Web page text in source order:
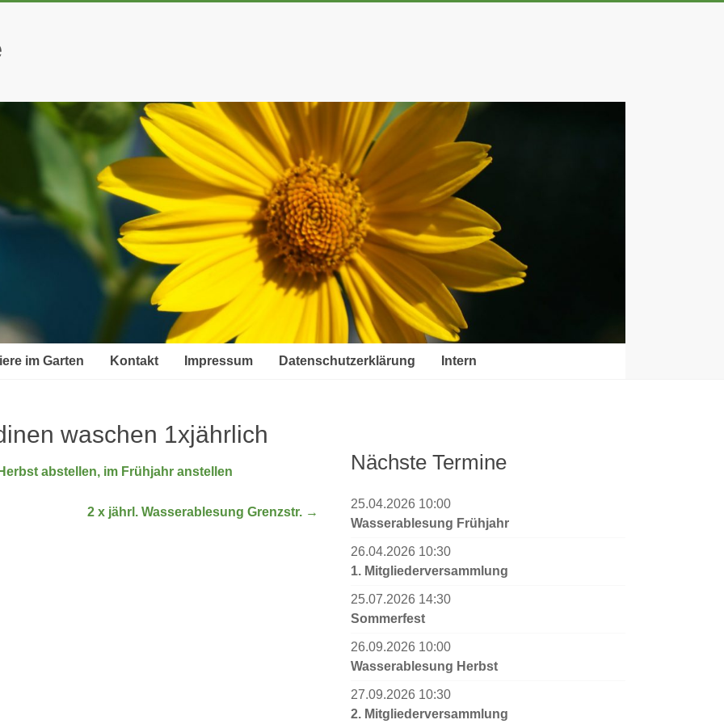
im Garten Kontakt Impressum Datenschutzerklärung Intern
waschen 1xjährlich
abstellen, im Frühjahr anstellen
2 x jährl. Wasserablesung Grenzstr. →
Nächste Termine
25.04.2026 10:00
Wasserablesung Frühjahr
26.04.2026 10:30
1. Mitgliederversammlung
25.07.2026 14:30
Sommerfest
26.09.2026 10:00
Wasserablesung Herbst
27.09.2026 10:30
2. Mitgliederversammlung